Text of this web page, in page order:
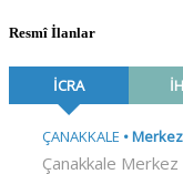
Resmî İlanlar